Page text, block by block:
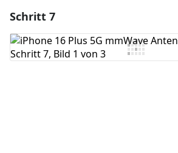
Kommentar hinzufügen
Schritt 7